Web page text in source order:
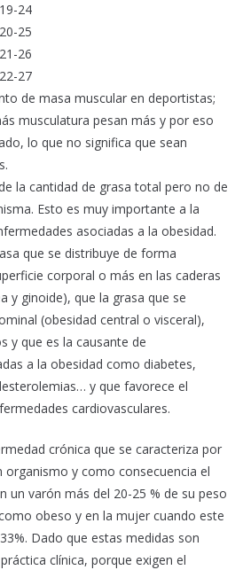
19-24
20-25
21-26
22-27
de masa muscular en deportistas;
musculatura pesan más y por eso
lo que no significa que sean
la cantidad de grasa total pero no de
Esto es muy importante a la
asociadas a la obesidad.
que se distribuye de forma
corporal o más en las caderas
y ginoide), que la grasa que se
(obesidad central o visceral),
y que es la causante de
a la obesidad como diabetes,
y que favorece el
cardiovasculares.
crónica que se caracteriza por
organismo y como consecuencia el
un varón más del 20-25 % de su peso
obeso y en la mujer cuando este
Dado que estas medidas son
clínica, porque exigen el